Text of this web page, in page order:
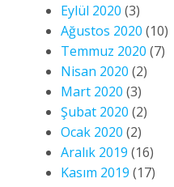
Eylül 2020 (3)
Ağustos 2020 (10)
Temmuz 2020 (7)
Nisan 2020 (2)
Mart 2020 (3)
Şubat 2020 (2)
Ocak 2020 (2)
Aralık 2019 (16)
Kasım 2019 (17)